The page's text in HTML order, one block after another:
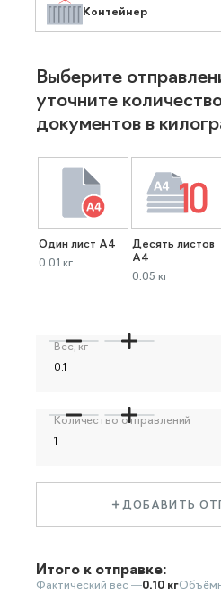
Контейнер
Выберите
уточните
документов в
Один лист А4
0.01 кг
Десять листов
А4
0.05 кг
Вес, кг
Количество отправлений
ДОБАВИТЬ
Итого к отправке:
Фактический вес —0.10 кг